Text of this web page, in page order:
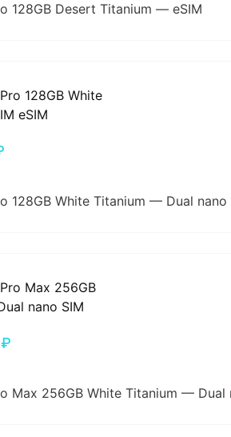
128GB Desert Titanium — eSIM
128GB White Titanium — Dual nano
₽
Max 256GB White Titanium — Dual